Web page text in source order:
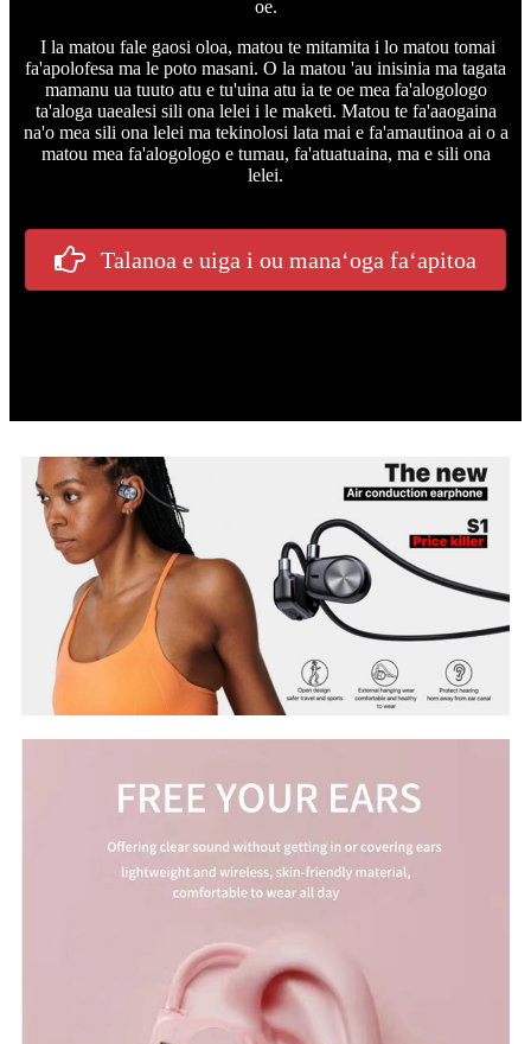
oe.
I la matou fale gaosi oloa, matou te mitamita i lo matou tomai
fa'apolofesa ma le poto masani. O la matou 'au inisinia ma tagata
mamanu ua tuuto atu e tu'uina atu ia te oe mea fa'alogologo
ta'aloga uaealesi sili ona lelei i le maketi. Matou te fa'aaogaina
na'o mea sili ona lelei ma tekinolosi lata mai e fa'amautinoa ai o a
matou mea fa'alogologo e tumau, fa'atuatuaina, ma e sili ona
lelei.
Talanoa e uiga i ou manaʻoga faʻapitoa